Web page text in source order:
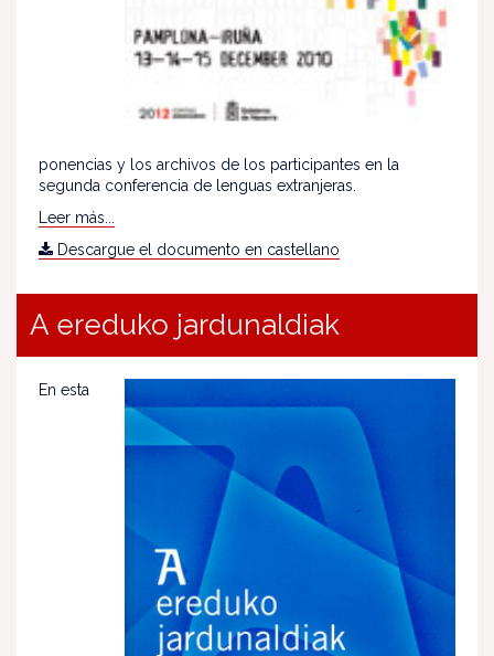
ponencias y los archivos de los participantes en la
segunda conferencia de lenguas extranjeras.
Leer más...
Descargue el documento en castellano
A ereduko jardunaldiak
En esta